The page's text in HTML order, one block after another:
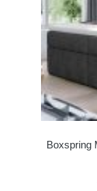
Boxspring